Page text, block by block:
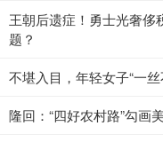
王朝后遗症！勇士光奢侈
题？
不堪入目，年轻女子“一
隆回：“四好农村路”勾画